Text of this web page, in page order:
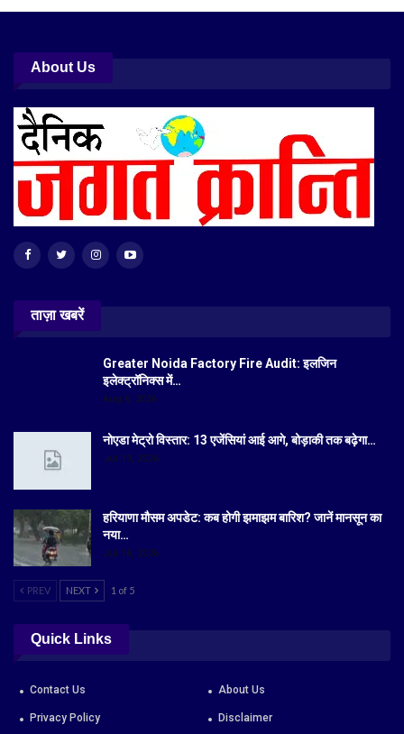
About Us
ताज़ा खबरें
Greater Noida Factory Fire Audit: इलजिन
इलेक्ट्रॉनिक्स में…
Aug 6, 2026
नोएडा मेट्रो विस्तार: 13 एजेंसियां आई आगे, बोड़ाकी तक बढ़ेगा…
Jul 19, 2026
हरियाणा मौसम अपडेट: कब होगी झमाझम बारिश? जानें मानसून का
नया…
Jul 18, 2026
PREV NEXT 1 of 5
Quick Links
Contact Us About Us
Privacy Policy Disclaimer